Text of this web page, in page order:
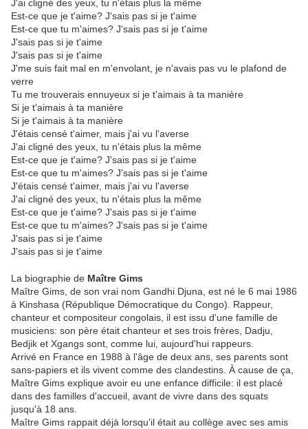
J'ai cligné des yeux, tu n'étais plus la même
Est-ce que je t'aime? J'sais pas si je t'aime
Est-ce que tu m'aimes? J'sais pas si je t'aime
J'sais pas si je t'aime
J'sais pas si je t'aime
J'me suis fait mal en m'envolant, je n'avais pas vu le plafond de
verre
Tu me trouverais ennuyeux si je t'aimais à ta manière
Si je t'aimais à ta manière
Si je t'aimais à ta manière
J'étais censé t'aimer, mais j'ai vu l'averse
J'ai cligné des yeux, tu n'étais plus la même
Est-ce que je t'aime? J'sais pas si je t'aime
Est-ce que tu m'aimes? J'sais pas si je t'aime
J'étais censé t'aimer, mais j'ai vu l'averse
J'ai cligné des yeux, tu n'étais plus la même
Est-ce que je t'aime? J'sais pas si je t'aime
Est-ce que tu m'aimes? J'sais pas si je t'aime
J'sais pas si je t'aime
J'sais pas si je t'aime
La biographie de Maître Gims
Maître Gims, de son vrai nom Gandhi Djuna, est né le 6 mai 1986
à Kinshasa (République Démocratique du Congo). Rappeur,
chanteur et compositeur congolais, il est issu d'une famille de
musiciens: son père était chanteur et ses trois frères, Dadju,
Bedjik et Xgangs sont, comme lui, aujourd'hui rappeurs.
Arrivé en France en 1988 à l'âge de deux ans, ses parents sont
sans-papiers et ils vivent comme des clandestins. À cause de ça,
Maître Gims explique avoir eu une enfance difficile: il est placé
dans des familles d'accueil, avant de vivre dans des squats
jusqu'à 18 ans.
Maître Gims rappait déjà lorsqu'il était au collège avec ses amis